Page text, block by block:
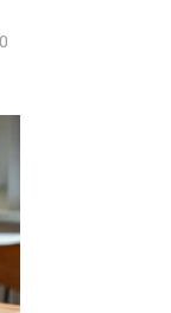
0